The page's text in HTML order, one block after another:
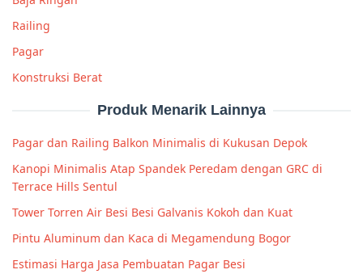
Railing
Pagar
Konstruksi Berat
Produk Menarik Lainnya
Pagar dan Railing Balkon Minimalis di Kukusan Depok
Kanopi Minimalis Atap Spandek Peredam dengan GRC di
Terrace Hills Sentul
Tower Torren Air Besi Besi Galvanis Kokoh dan Kuat
Pintu Aluminum dan Kaca di Megamendung Bogor
Estimasi Harga Jasa Pembuatan Pagar Besi